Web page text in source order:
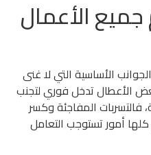
الأعمال
الأساسية التي لا غنى
تدخل فوري لتجنب
المفاجئة وكسر
أمور تستوجب التعامل